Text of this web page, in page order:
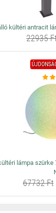
kültéri antracit
22935
lámpa szürke
67732 Ft